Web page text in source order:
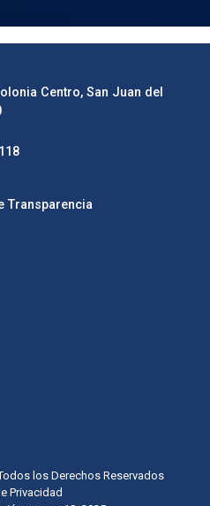
Centro, San Juan del
Transparencia
los Derechos Reservados
Privacidad